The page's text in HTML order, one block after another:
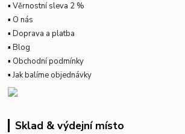
▪Věrnostní sleva 2 %
▪ O nás
▪Doprava a platba
▪Blog
▪ Obchodní podmínky
▪Jak balíme objednávky
Sklad & výdejní místo